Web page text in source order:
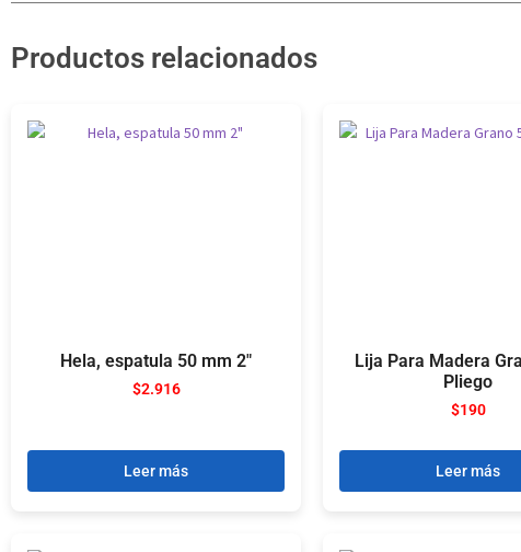
Productos relacionados
Hela, espatula 50 mm 2″
$2.916
Leer más
Lija Para Madera
Pliego
$190
Leer más